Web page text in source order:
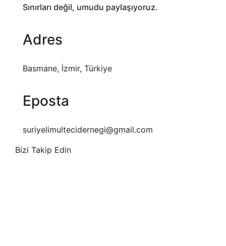
Sınırları değil, umudu paylaşıyoruz.
Adres
Basmane, İzmir, Türkiye
Eposta
suriyelimultecidernegi@gmail.com
Bizi Takip Edin